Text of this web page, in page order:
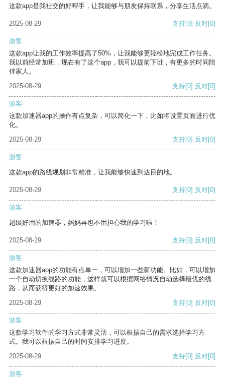
这款app是我社交的好帮手，让我能够与朋友保持联系，分享生活点滴。
2025-08-29 支持[0] 反对[0]
游客
这款app让我的工作效率提高了50%，让我能够更轻松地完成工作任务。
我以前经常加班，现在有了这个app，我可以提前下班，有更多的时间陪
伴家人。
2025-08-29
支持[0] 反对[0]
游客
这款加速器app的操作有点复杂，可以简化一下，比如将设置页面进行优
化。
2025-08-29
支持[0] 反对[0]
游客
这款app的路线规划非常精准，让我能够快速到达目的地。
2025-08-29 支持[0] 反对[0]
游客
超级好用的加速器，妈妈再也不用担心我的学习啦！
2025-08-29 支持[0] 反对[0]
游客
这款加速器app的功能有点单一，可以增加一些新功能。比如，可以增加
一个自动切换线路的功能，这样就可以根据网络情况自动选择最优的线
路，从而获得更好的加速效果。
2025-08-29
支持[0] 反对[0]
游客
这款学习软件的学习方式非常灵活，可以根据自己的需求选择学习方
式。我可以根据自己的时间安排学习进度。
2025-08-29
支持[0] 反对[0]
游客